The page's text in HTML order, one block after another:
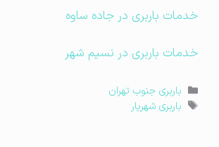
خدمات باربری در جاده ساوه
خدمات باربری در نسیم شهر
دسته‌ها
باربری جنوب تهران
برچسب‌ها
باربری شهریار